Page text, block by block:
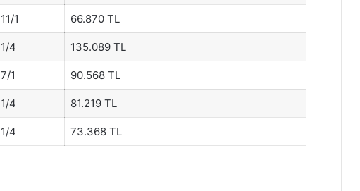
11/1 66.870 TL
1/4 135.089 TL
7/1 90.568 TL
1/4 81.219 TL
1/4 73.368 TL